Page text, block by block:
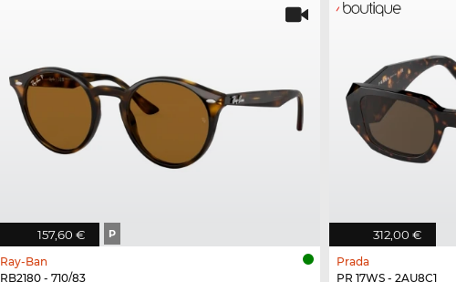
157,60 € P
Ray-Ban
RB2180 - 710/83
312,00 €
Prada
PR 17WS - 2AU8C1